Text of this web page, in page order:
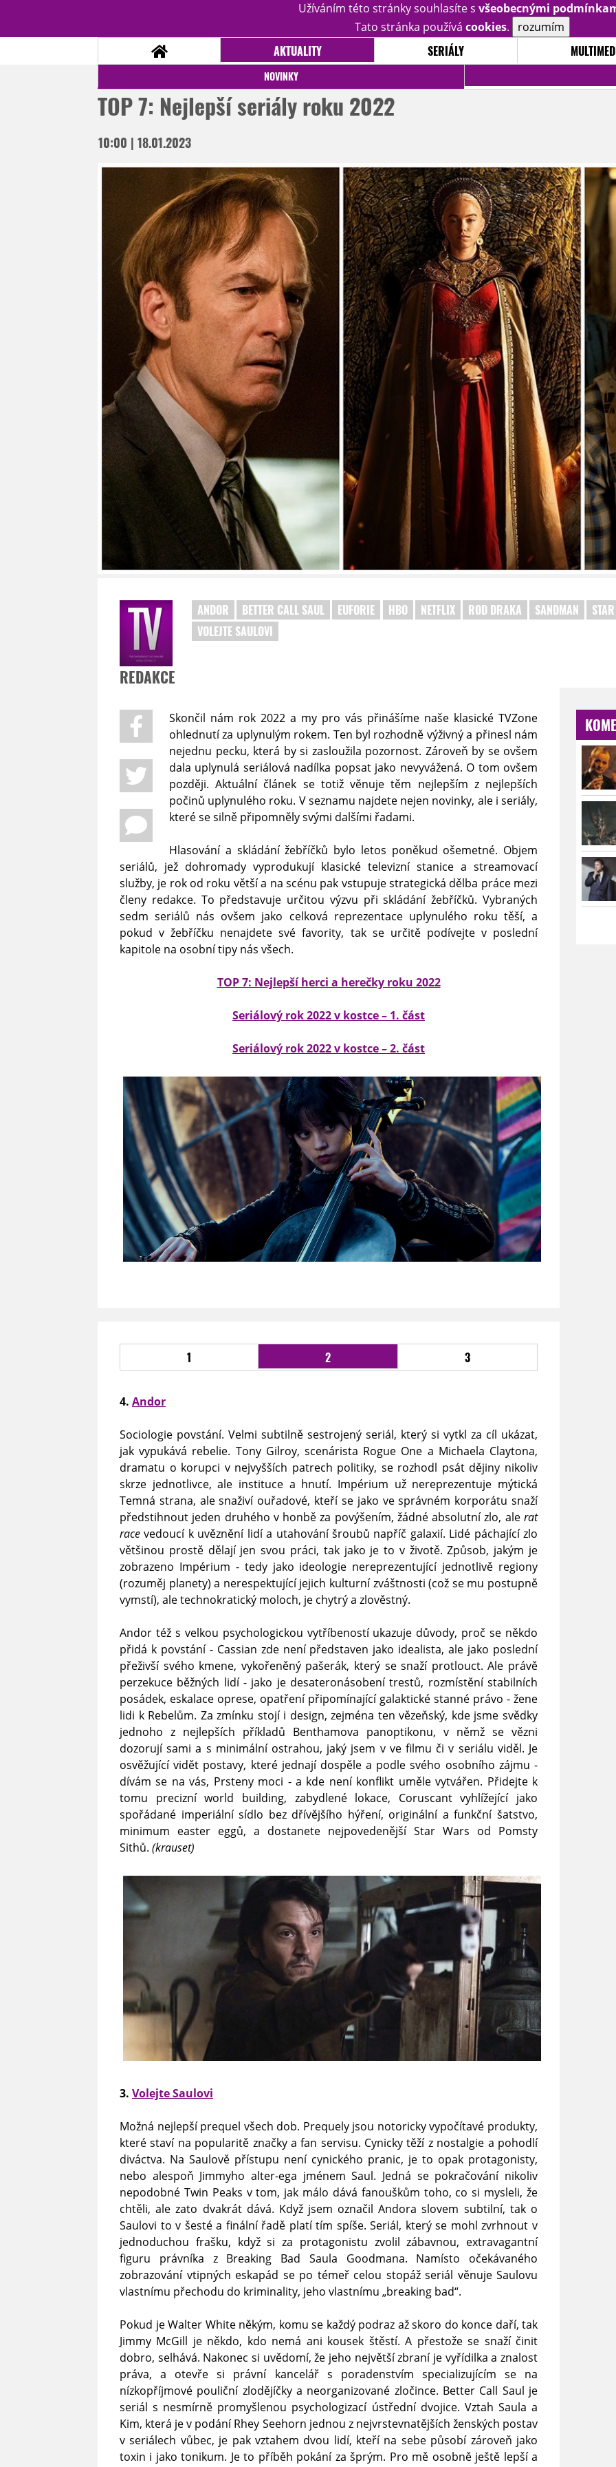
Užíváním této stránky souhlasíte s všeobecnými
Tato stránka používá cookies. rozumím
AKTUALITY SERIÁLY
NOVINKY
TOP 7: Nejlepší seriály roku 2022
10:00 | 18.01.2023
REDAKCE
ANDOR BETTER CALL SAUL EUFORIE HBO NETFLIX ROD DRAKA SANDMAN
VOLEJTE SAULOVI
Skončil nám rok 2022 a my pro vás přinášíme naše klasické TVZone
ohlednutí za uplynulým rokem. Ten byl rozhodně výživný a přinesl nám
nejednu pecku, která by si zasloužila pozornost. Zároveň by se ovšem
dala uplynulá seriálová nadílka popsat jako nevyvážená. O tom ovšem
později. Aktuální článek se totiž věnuje těm nejlepším z nejlepších
počinů uplynulého roku. V seznamu najdete nejen novinky, ale i seriály,
které se silně připomněly svými dalšími řadami.
Hlasování a skládání žebříčků bylo letos poněkud ošemetné. Objem
seriálů, jež dohromady vyprodukují klasické televizní stanice a streamovací
služby, je rok od roku větší a na scénu pak vstupuje strategická dělba práce mezi
členy redakce. To představuje určitou výzvu při skládání žebříčků. Vybraných
sedm seriálů nás ovšem jako celková reprezentace uplynulého roku těší, a
pokud v žebříčku nenajdete své favority, tak se určitě podívejte v poslední
kapitole na osobní tipy nás všech.
TOP 7: Nejlepší herci a herečky roku 2022
Seriálový rok 2022 v kostce – 1. část
Seriálový rok 2022 v kostce – 2. část
1 2 3
4. Andor
Sociologie povstání. Velmi subtilně sestrojený seriál, který si vytkl za cíl ukázat,
jak vypukává rebelie. Tony Gilroy, scenárista Rogue One a Michaela Claytona,
dramatu o korupci v nejvyšších patrech politiky, se rozhodl psát dějiny nikoliv
skrze jednotlivce, ale instituce a hnutí. Impérium už nereprezentuje mýtická
Temná strana, ale snaživí ouřadové, kteří se jako ve správném korporátu snaží
předstihnout jeden druhého v honbě za povýšením, žádné absolutní zlo, ale rat
race vedoucí k uvěznění lidí a utahování šroubů napříč galaxií. Lidé páchající zlo
většinou prostě dělají jen svou práci, tak jako je to v životě. Způsob, jakým je
zobrazeno Impérium - tedy jako ideologie nereprezentující jednotlivě regiony
(rozuměj planety) a nerespektující jejich kulturní zváštnosti (což se mu postupně
vymstí), ale technokratický moloch, je chytrý a zlověstný.
Andor též s velkou psychologickou vytříbeností ukazuje důvody, proč se někdo
přidá k povstání - Cassian zde není představen jako idealista, ale jako poslední
přeživší svého kmene, vykořeněný pašerák, který se snaží protlouct. Ale právě
perzekuce běžných lidí - jako je desateronásobení trestů, rozmístění stabilních
posádek, eskalace oprese, opatření připomínající galaktické stanné právo - žene
lidi k Rebelům. Za zmínku stojí i design, zejména ten vězeňský, kde jsme svědky
jednoho z nejlepších příkladů Benthamova panoptikonu, v němž se vězni
dozorují sami a s minimální ostrahou, jaký jsem v ve filmu či v seriálu viděl. Je
osvěžující vidět postavy, které jednají dospěle a podle svého osobního zájmu -
dívám se na vás, Prsteny moci - a kde není konflikt uměle vytvářen. Přidejte k
tomu precizní world building, zabydlené lokace, Coruscant vyhlížející jako
spořádané imperiální sídlo bez dřívějšího hýření, originální a funkční šatstvo,
minimum easter eggů, a dostanete nejpovedenější Star Wars od Pomsty
Sithů. (krauset)
3. Volejte Saulovi
Možná nejlepší prequel všech dob. Prequely jsou notoricky vypočítavé produkty,
které staví na popularitě značky a fan servisu. Cynicky těží z nostalgie a pohodlí
diváctva. Na Saulově přístupu není cynického pranic, je to opak protagonisty,
nebo alespoň Jimmyho alter-ega jménem Saul. Jedná se pokračování nikoliv
nepodobné Twin Peaks v tom, jak málo dává fanouškům toho, co si mysleli, že
chtěli, ale zato dvakrát dává. Když jsem označil Andora slovem subtilní, tak o
Saulovi to v šesté a finální řadě platí tím spíše. Seriál, který se mohl zvrhnout v
jednoduchou frašku, když si za protagonistu zvolil zábavnou, extravagantní
figuru právníka z Breaking Bad Saula Goodmana. Namísto očekávaného
zobrazování vtipných eskapád se po témeř celou stopáž seriál věnuje Saulovu
vlastnímu přechodu do kriminality, jeho vlastnímu „breaking bad“.
Pokud je Walter White někým, komu se každý podraz až skoro do konce daří, tak
Jimmy McGill je někdo, kdo nemá ani kousek štěstí. A přestože se snaží činit
dobro, selhává. Nakonec si uvědomí, že jeho největší zbraní je vyřídilka a znalost
práva, a otevře si právní kancelář s poradenstvím specializujícím se na
nízkopříjmové pouliční zlodějíčky a neorganizované zločince. Better Call Saul je
seriál s nesmírně promyšlenou psychologizací ústřední dvojice. Vztah Saula a
Kim, která je v podání Rhey Seehorn jednou z nejvrstevnatějších ženských postav
v seriálech vůbec, je pak vztahem dvou lidí, kteří na sebe působí zároveň jako
toxin i jako tonikum. Je to příběh pokání za šprým. Pro mě osobně ještě lepší a